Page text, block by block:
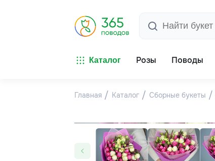
Каталог Розы Поводы
Главная Каталог Сборные букеты